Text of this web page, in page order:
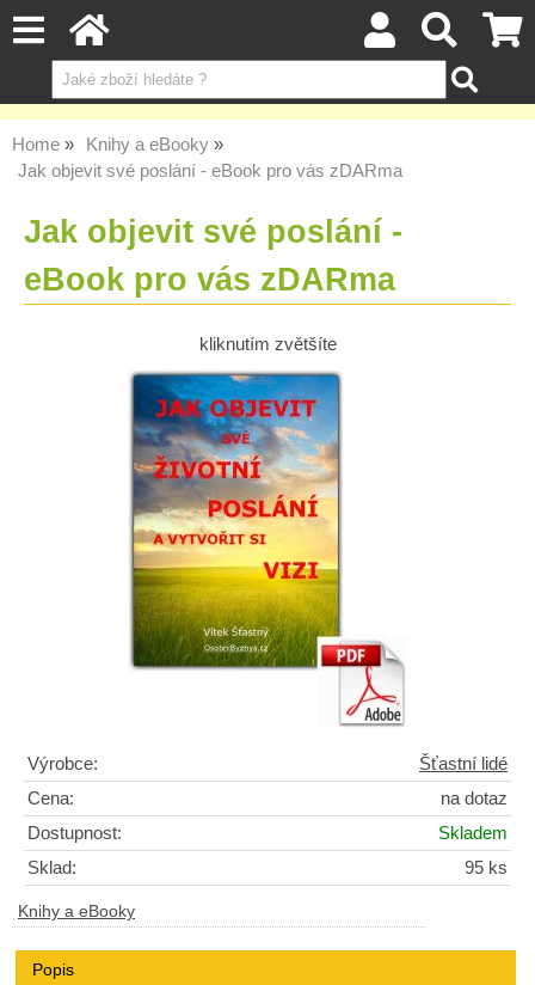
Home
Knihy a eBooky
Jak objevit své poslání - eBook pro vás zDARma
Jak objevit své poslání -
eBook pro vás zDARma
kliknutím zvětšíte
Výrobce:
Šťastní lidé
Cena:
na dotaz
Dostupnost:
Skladem
Sklad:
95 ks
Knihy a eBooky
Popis